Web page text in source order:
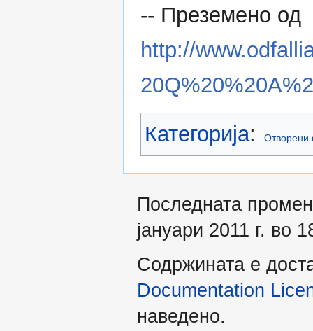
-- Преземено од
http://
Категорија:
Последната
јануари 2011 г. во
Содржината е
Documentation
наведено.